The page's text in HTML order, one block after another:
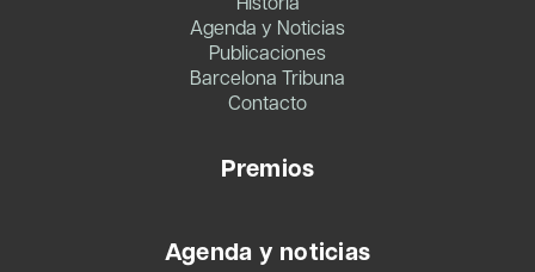
Agenda y Noticias
Publicaciones
Barcelona Tribuna
Contacto
Premios
Agenda y noticias